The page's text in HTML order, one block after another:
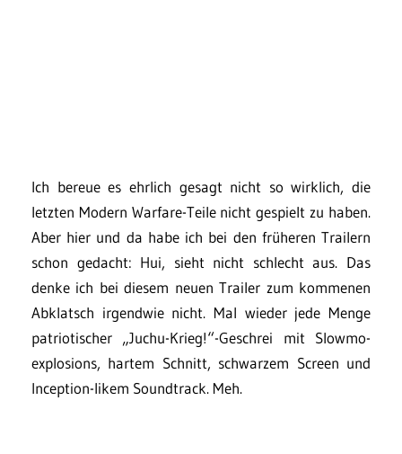
Ich bereue es ehrlich gesagt nicht so wirklich, die
letzten Modern Warfare-Teile nicht gespielt zu haben.
Aber hier und da habe ich bei den früheren Trailern
schon gedacht: Hui, sieht nicht schlecht aus. Das
denke ich bei diesem neuen Trailer zum kommenen
Abklatsch irgendwie nicht. Mal wieder jede Menge
patriotischer „Juchu-Krieg!“-Geschrei mit Slowmo-
explosions, hartem Schnitt, schwarzem Screen und
Inception-likem Soundtrack. Meh.